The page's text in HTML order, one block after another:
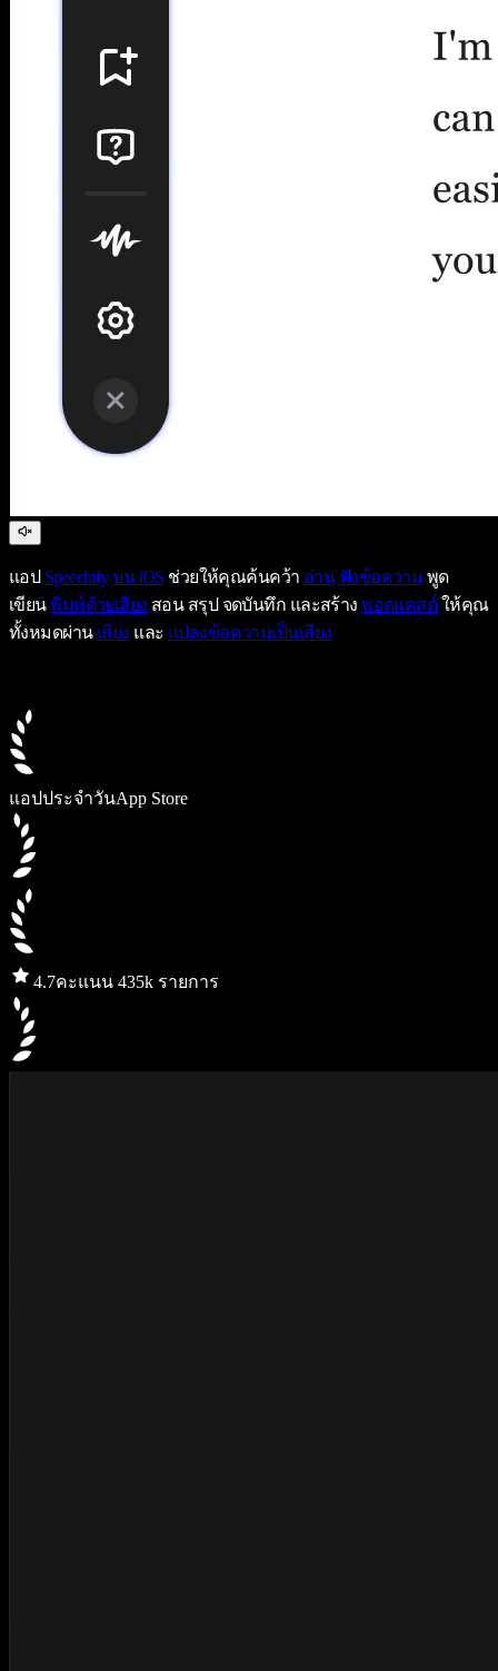
แอป Speechify บน iOS ช่วยให้คุณค้นคว้า อ่าน ฟังข้อความ พูด
เขียนพิมพ์ด้วยเสียง สอน สรุป จดบันทึก และสร้างพอดแคสต์ให้คุณ
ทั้งหมดผ่าน เสียง และ แปลงข้อความเป็นเสียง
แอปประจำวันApp Store
4.7คะแนน 435k รายการ